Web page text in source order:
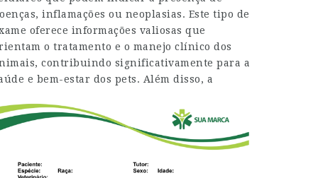
inflamações ou neoplasias. Este tipo de
oferece informações valiosas que
o tratamento e o manejo clínico dos
contribuindo significativamente para a
e bem-estar dos pets. Além disso, a